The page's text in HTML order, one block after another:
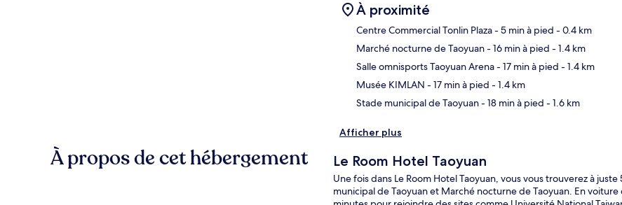
À proximité
Centre Commercial Tonlin Plaza- 5 min à pied - 0.4 km
Marché nocturne de Taoyuan- 16 min à pied - 1.4 km
Salle omnisports Taoyuan Arena- 17 min à pied - 1.4 km
Musée KIMLAN - 17 min à pied - 1.4 km
Stade municipal de Taoyuan- 18 min à pied - 1.6 km
Afficher plus
À propos de cet hébergement Le Room Hotel Taoyuan
Une fois dans Le Room Hotel Taoyuan, vous vous trouverez à
municipal de Taoyuan et Marché nocturne de Taoyuan. En